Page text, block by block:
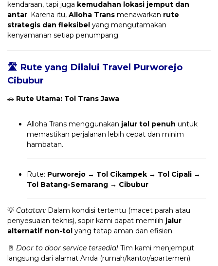
kendaraan, tapi juga kemudahan lokasi jemput dan
antar. Karena itu, Alloha Trans menawarkan rute
strategis dan fleksibel yang mengutamakan
kenyamanan setiap penumpang.
🛣️ Rute yang Dilalui Travel Purworejo
Cibubur
🚗 Rute Utama: Tol Trans Jawa
Alloha Trans menggunakan jalur tol penuh untuk
memastikan perjalanan lebih cepat dan minim
hambatan.
Rute: Purworejo → Tol Cikampek → Tol Cipali →
Tol Batang-Semarang → Cibubur
💡 Catatan: Dalam kondisi tertentu (macet parah atau
penyesuaian teknis), sopir kami dapat memilih jalur
alternatif non-tol yang tetap aman dan efisien.
🚪 Door to door service tersedia! Tim kami menjemput
langsung dari alamat Anda (rumah/kantor/apartemen).